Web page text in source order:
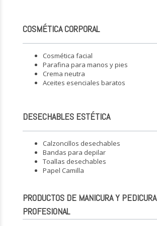
COSMÉTICA CORPORAL
Cosmética facial
Parafina para manos y pies
Crema neutra
Aceites esenciales baratos
DESECHABLES ESTÉTICA
Calzoncillos desechables
Bandas para depilar
Toallas desechables
Papel Camilla
PRODUCTOS DE MANICURA Y PEDICURA
PROFESIONAL